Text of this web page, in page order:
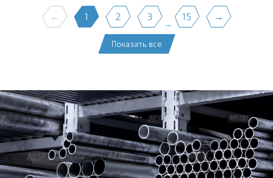
← 1 2 3
...
15 →
Показать все